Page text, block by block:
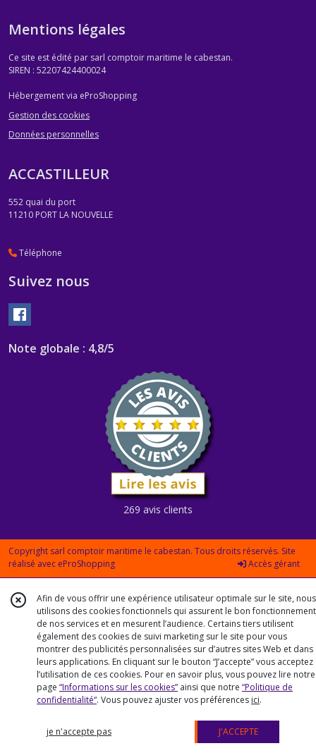
Mentions légales
Ce site est édité par sarl comptoir maritime le cabestan.
SIREN : 52207424400024
Hébergement via eProShopping
Gestion des cookies
Données personnelles
ACCASTILLEUR
552 quai du port
11210 PORT LA NOUVELLE
Téléphone
Suivez nous
Note globale : 4,8/5
269 avis clients
Copyright sarl comptoir maritime le cabestan. Tous droits réservés. Site
réalisé avec eProShopping Accès gérant
Afin de vous offrir une expérience utilisateur optimale sur le site, nous
utilisons des cookies fonctionnels qui assurent le bon fonctionnement
de nos services et en mesurent l’audience. Certains tiers utilisent
également des cookies de suivi marketing sur le site pour vous
montrer des publicités personnalisées sur d’autres sites Web et dans
leurs applications. En cliquant sur le bouton “J’accepte” vous acceptez
l’utilisation de ces cookies. Pour en savoir plus, vous pouvez lire notre
page “Informations sur les cookies” ainsi que notre “Politique de
confidentialité“. Vous pouvez ajuster vos préférences ici.
je n'accepte pas J'ACCEPTE